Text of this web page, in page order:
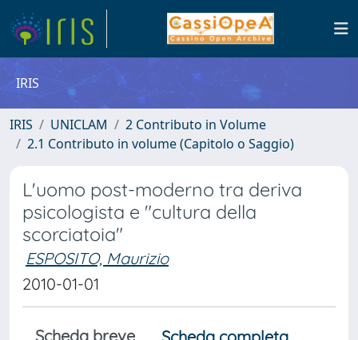
IRIS
IRIS UNICLAM
2 Contributo in Volume
2.1 Contributo in volume (Capitolo o Saggio)
L'uomo post-moderno tra deriva
psicologista e "cultura della
scorciatoia"
ESPOSITO, Maurizio
2010-01-01
Scheda breve